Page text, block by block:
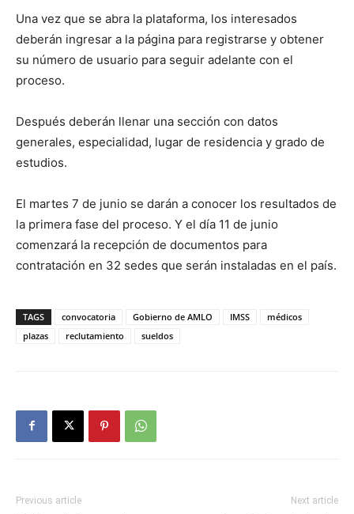
Una vez que se abra la plataforma, los interesados
deberán ingresar a la página para registrarse y obtener
su número de usuario para seguir adelante con el
proceso.
Después deberán llenar una sección con datos
generales, especialidad, lugar de residencia y grado de
estudios.
El martes 7 de junio se darán a conocer los resultados de
la primera fase del proceso. Y el día 11 de junio
comenzará la recepción de documentos para
contratación en 32 sedes que serán instaladas en el país.
TAGS convocatoria Gobierno de AMLO IMSS
médicos
plazas
reclutamiento sueldos
Previous article Next article